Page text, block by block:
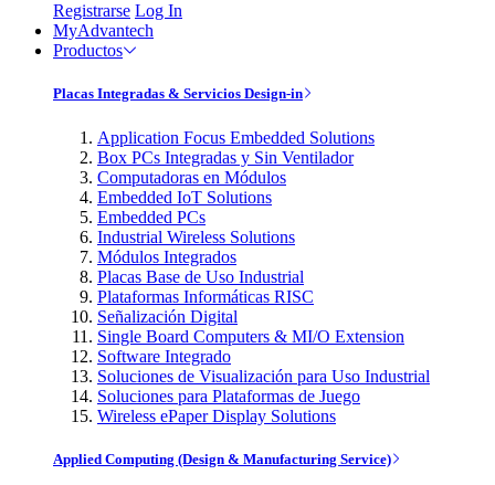
Registrarse Log In
MyAdvantech
Productos
Placas Integradas & Servicios Design-in
Application Focus Embedded Solutions
Box PCs Integradas y Sin Ventilador
Computadoras en Módulos
Embedded IoT Solutions
Embedded PCs
Industrial Wireless Solutions
Módulos Integrados
Placas Base de Uso Industrial
Plataformas Informáticas RISC
Señalización Digital
Single Board Computers & MI/O Extension
Software Integrado
Soluciones de Visualización para Uso Industrial
Soluciones para Plataformas de Juego
Wireless ePaper Display Solutions
Applied Computing (Design & Manufacturing Service)